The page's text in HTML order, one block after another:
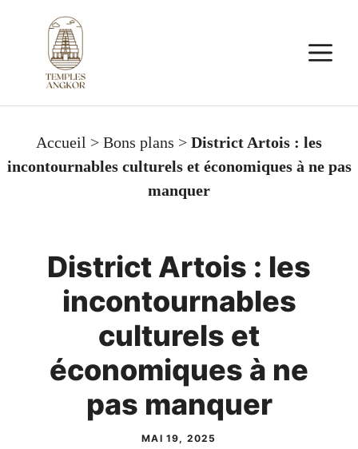
contenu
Accueil > Bons plans > District Artois : les
incontournables culturels et économiques à ne pas
manquer
District Artois : les
incontournables
culturels et
économiques à ne
pas manquer
MAI 19, 2025